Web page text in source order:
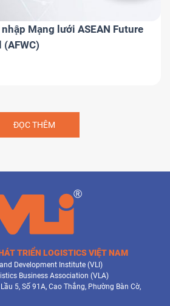
Mạng lưới ASEAN Future
ĐỌC THÊM
TRIỂN LOGISTICS VIỆT NAM
Development Institute (VLI)
Business Association (VLA)
5, Số 91A, Cao Thắng, Phường Bàn Cờ,